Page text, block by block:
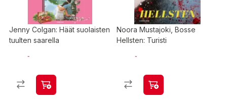
Jenny Colgan: Häät suolaisten
tuulten saarella
Noora Mustajoki, Bosse
Hellsten: Turisti